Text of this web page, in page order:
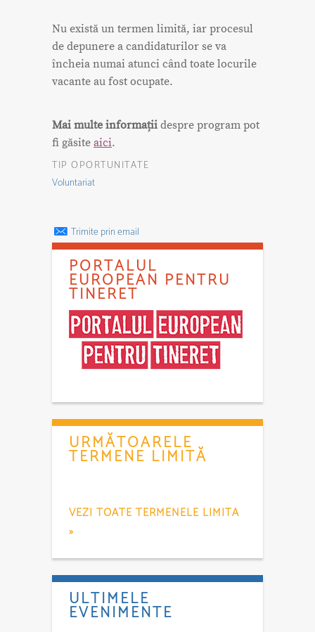
Nu există un termen limită, iar procesul
de depunere a candidaturilor se va
încheia numai atunci când toate locurile
vacante au fost ocupate.
Mai multe informații despre program pot
fi găsite aici.
TIP OPORTUNITATE
Voluntariat
Trimite prin email
PORTALUL
EUROPEAN PENTRU
TINERET
URMĂTOARELE
TERMENE LIMITĂ
VEZI TOATE TERMENELE LIMITA
»
ULTIMELE
EVENIMENTE